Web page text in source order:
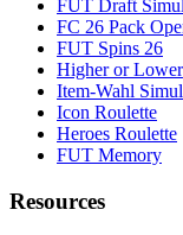
FUT Draft
FC 26 Pack
FUT Spins 26
Higher or Lower
Item-Wahl
Icon Roulette
Heroes Roulette
FUT Memory
Resources